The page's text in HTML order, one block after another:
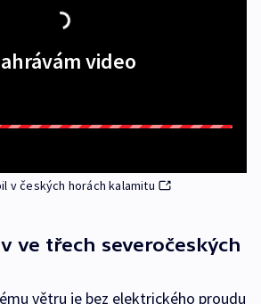
video
v českých horách kalamitu
ve třech severočeských
větru je bez elektrického proudu